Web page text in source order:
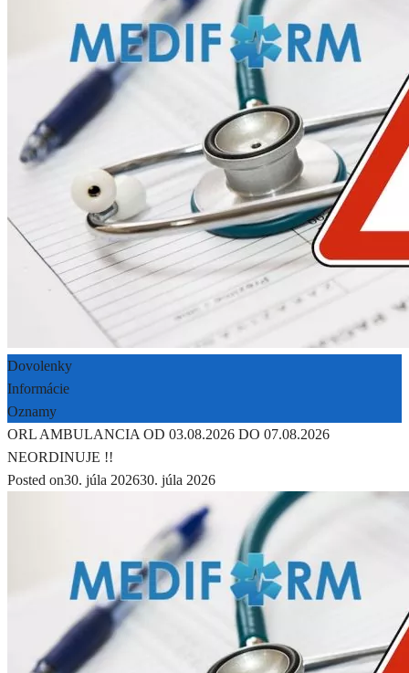
Dovolenky
Informácie
Oznamy
ORL AMBULANCIA OD 03.08.2026 DO 07.08.2026
NEORDINUJE !!
Posted on30. júla 202630. júla 2026